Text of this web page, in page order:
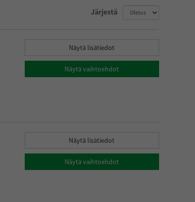
Järjestä
Näytä lisätiedot
Näytä vaihtoehdot
Näytä lisätiedot
Näytä vaihtoehdot